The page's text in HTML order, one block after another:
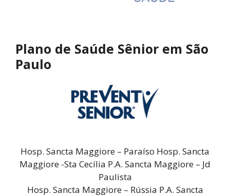
Plano de Saúde Sênior em São
Paulo
Hosp. Sancta Maggiore – Paraíso Hosp. Sancta
Maggiore -Sta Cecília P.A. Sancta Maggiore – Jd
Paulista
Hosp. Sancta Maggiore – Rússia P.A. Sancta